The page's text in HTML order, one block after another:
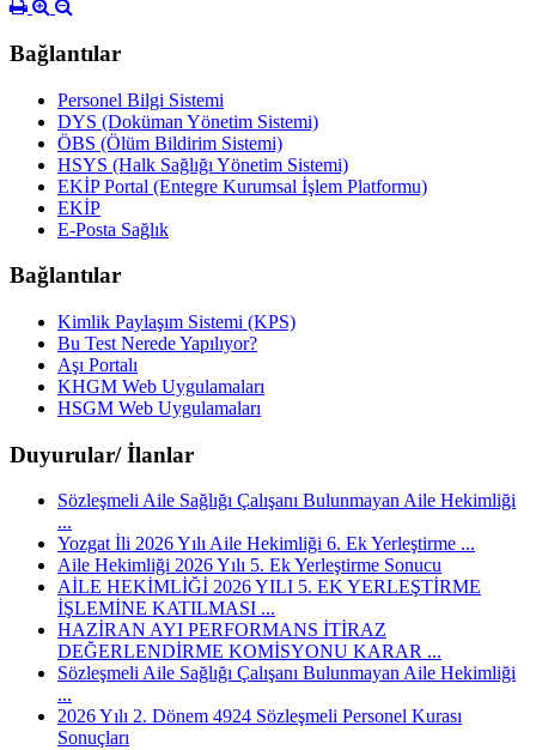
Bağlantılar
Personel Bilgi Sistemi
DYS (Doküman Yönetim Sistemi)
ÖBS (Ölüm Bildirim Sistemi)
HSYS (Halk Sağlığı Yönetim Sistemi)
EKİP Portal (Entegre Kurumsal İşlem Platformu)
EKİP
E-Posta Sağlık
Bağlantılar
Kimlik Paylaşım Sistemi (KPS)
Bu Test Nerede Yapılıyor?
Aşı Portalı
KHGM Web Uygulamaları
HSGM Web Uygulamaları
Duyurular/ İlanlar
Sözleşmeli Aile Sağlığı Çalışanı Bulunmayan Aile Hekimliği
...
Yozgat İli 2026 Yılı Aile Hekimliği 6. Ek Yerleştirme ...
Aile Hekimliği 2026 Yılı 5. Ek Yerleştirme Sonucu
AİLE HEKİMLİĞİ 2026 YILI 5. EK YERLEŞTİRME
İŞLEMİNE KATILMASI ...
HAZİRAN AYI PERFORMANS İTİRAZ
DEĞERLENDİRME KOMİSYONU KARAR ...
Sözleşmeli Aile Sağlığı Çalışanı Bulunmayan Aile Hekimliği
...
2026 Yılı 2. Dönem 4924 Sözleşmeli Personel Kurası
Sonuçları